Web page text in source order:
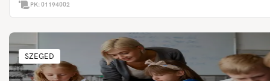
PK:01194002
SZEGED